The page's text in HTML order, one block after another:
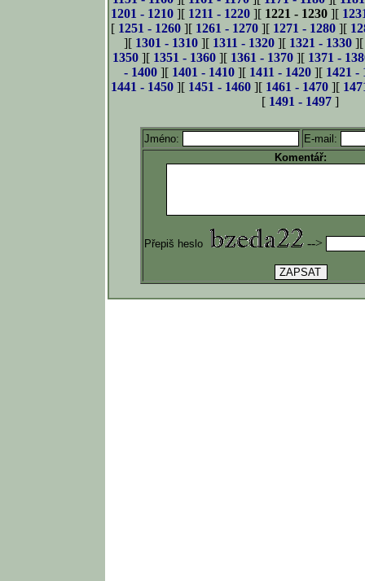
1201 - 1210 ][ 1211 - 1220 ][ 1221 - 1230 ][
[ 1251 - 1260 ][ 1261 - 1270 ][ 1271 - 1280 ][
][ 1301 - 1310 ][ 1311 - 1320 ][ 1321 - 1330
1350 ][ 1351 - 1360 ][ 1361 - 1370 ][ 1371 -
- 1400 ][ 1401 - 1410 ][ 1411 - 1420 ][ 1421 -
1441 - 1450 ][ 1451 - 1460 ][ 1461 - 1470 ][
[ 1491 - 1497 ]
Jméno:
E-mail:
Komentář:
Přepiš heslo -->